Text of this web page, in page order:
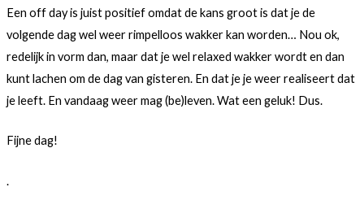
Een off day is juist positief omdat de kans groot is dat je de
volgende dag wel weer rimpelloos wakker kan worden… Nou ok,
redelijk in vorm dan, maar dat je wel relaxed wakker wordt en dan
kunt lachen om de dag van gisteren. En dat je je weer realiseert dat
je leeft. En vandaag weer mag (be)leven. Wat een geluk! Dus.
Fijne dag!
.